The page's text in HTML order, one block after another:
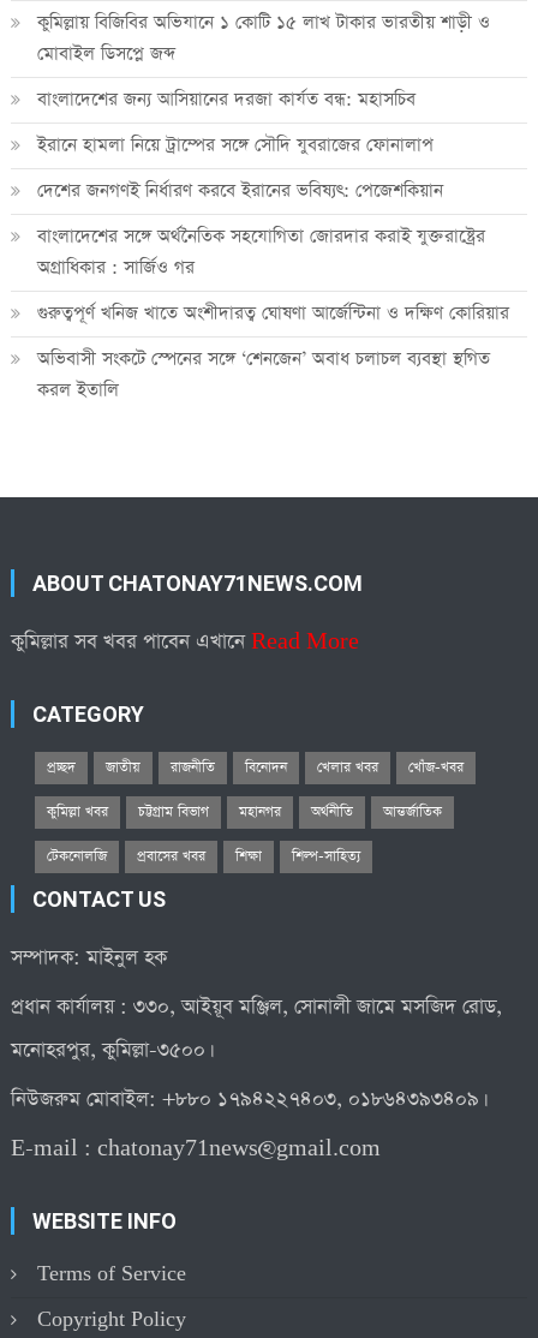
কুমিল্লায় বিজিবির অভিযানে ১ কোটি ১৫ লাখ টাকার ভারতীয় শাড়ী ও
মোবাইল ডিসপ্লে জব্দ
বাংলাদেশের জন্য আসিয়ানের দরজা কার্যত বন্ধ: মহাসচিব
ইরানে হামলা নিয়ে ট্রাম্পের সঙ্গে সৌদি যুবরাজের ফোনালাপ
দেশের জনগণই নির্ধারণ করবে ইরানের ভবিষ্যৎ: পেজেশকিয়ান
বাংলাদেশের সঙ্গে অর্থনৈতিক সহযোগিতা জোরদার করাই যুক্তরাষ্ট্রের
অগ্রাধিকার : সার্জিও গর
গুরুত্বপূর্ণ খনিজ খাতে অংশীদারত্ব ঘোষণা আর্জেন্টিনা ও দক্ষিণ কোরিয়ার
অভিবাসী সংকটে স্পেনের সঙ্গে ‘শেনজেন’ অবাধ চলাচল ব্যবস্থা স্থগিত
করল ইতালি
ABOUT CHATONAY71NEWS.COM
কুমিল্লার সব খবর পাবেন এখানেRead More
CATEGORY
প্রচ্ছদ জাতীয় রাজনীতি বিনোদন খেলার খবর খোঁজ-খবর
কুমিল্লা খবর চট্টগ্রাম বিভাগ মহানগর অর্থনীতি আন্তর্জাতিক
টেকনোলজি প্রবাসের খবর শিক্ষা শিল্প-সাহিত্য
CONTACT US
সম্পাদক: মাইনুল হক
প্রধান কার্যালয় : ৩৩০, আইয়ূব মঞ্জিল, সোনালী জামে মসজিদ রোড,
মনোহরপুর, কুমিল্লা-৩৫০০।
নিউজরুম মোবাইল: +৮৮০ ১৭৯৪২২৭৪০৩, ০১৮৬৪৩৯৩৪০৯।
E-mail :chatonay71news@gmail.com
WEBSITE INFO
Terms of Service
Copyright Policy